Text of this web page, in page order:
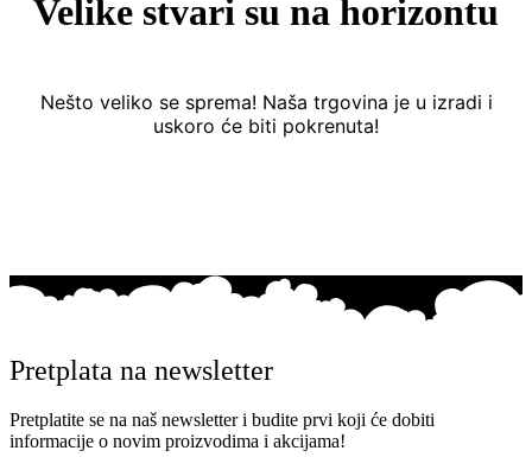
Velike stvari su na horizontu
Nešto veliko se sprema! Naša trgovina je u izradi i
uskoro će biti pokrenuta!
Pretplata na newsletter
Pretplatite se na naš newsletter i budite prvi koji će dobiti
informacije o novim proizvodima i akcijama!